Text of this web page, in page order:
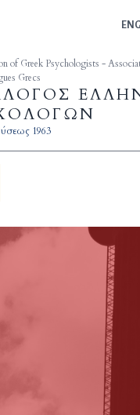
of Greek Psychologists -
Grecs
1963